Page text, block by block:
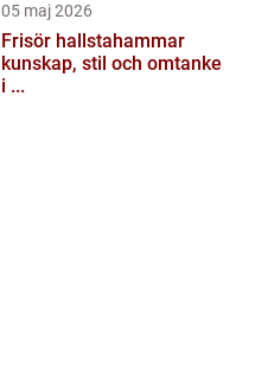
05 maj 2026
Frisör hallstahammar
kunskap, stil och omtanke
i ...